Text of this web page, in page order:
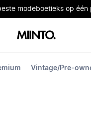
modeboetieks op één
Vintage/Pre-